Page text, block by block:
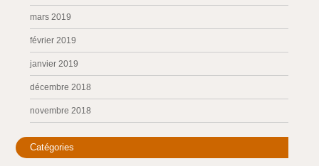
mars 2019
février 2019
janvier 2019
décembre 2018
novembre 2018
Catégories